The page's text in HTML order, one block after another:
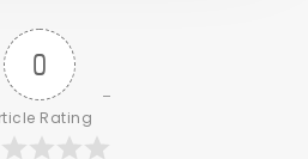
0
Rating